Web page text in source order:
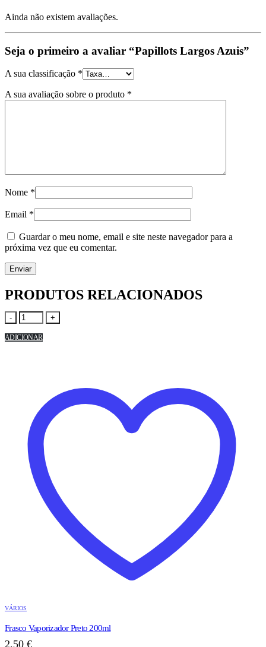
Ainda não existem avaliações.
Seja o primeiro a avaliar “Papillots Largos Azuis”
A sua classificação *
A sua avaliação sobre o produto *
Nome *
Email *
Guardar o meu nome, email e site neste navegador para a
próxima vez que eu comentar.
PRODUTOS RELACIONADOS
- +
ADICIONAR
VÁRIOS
Frasco Vaporizador Preto 200ml
2,50 €